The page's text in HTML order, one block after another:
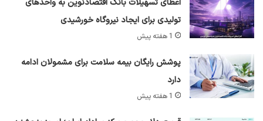
اعطای تسهیلات بانک اقتصادنوین به واحدهای
تولیدی برای ایجاد نیروگاه خورشیدی
1 هفته پیش
پوشش رایگان بیمه سلامت برای مشمولان ادامه
دارد
1 هفته پیش